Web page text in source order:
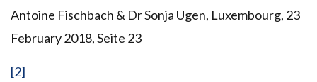
Antoine Fischbach & Dr Sonja Ugen, Luxembourg, 23
February 2018, Seite 23
[2]